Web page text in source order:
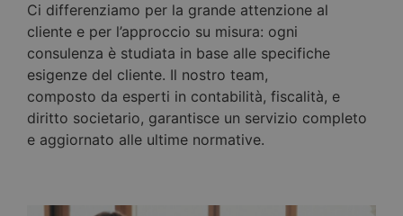
Ci differenziamo per la grande attenzione al
cliente e per l’approccio su misura: ogni
consulenza è studiata in base alle specifiche
esigenze del cliente. Il nostro team,
composto da esperti in contabilità, fiscalità, e
diritto societario, garantisce un servizio completo
e aggiornato alle ultime normative.